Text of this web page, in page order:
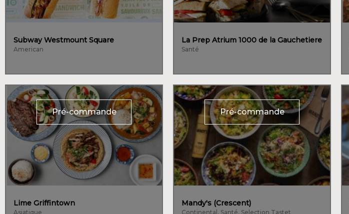
Subway Westmount Square
American
La Prep Atrium 1000 de la Gauchetiere
Santé
Pré-commande
Lime Griffintown
Asiatique
Pré-commande
Mandy's (Crescent)
Continental, Santé, Selection Tastet